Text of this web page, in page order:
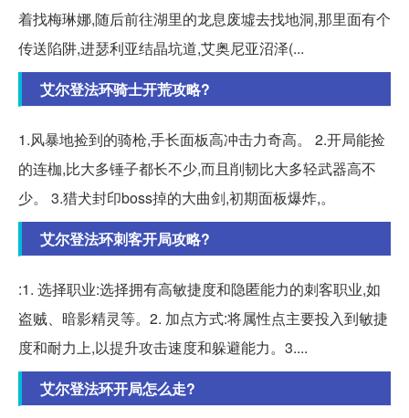
着找梅琳娜,随后前往湖里的龙息废墟去找地洞,那里面有个
传送陷阱,进瑟利亚结晶坑道,艾奥尼亚沼泽(...
艾尔登法环骑士开荒攻略?
1.风暴地捡到的骑枪,手长面板高冲击力奇高。 2.开局能捡
的连枷,比大多锤子都长不少,而且削韧比大多轻武器高不
少。 3.猎犬封印boss掉的大曲剑,初期面板爆炸,。
艾尔登法环刺客开局攻略?
:1. 选择职业:选择拥有高敏捷度和隐匿能力的刺客职业,如
盗贼、暗影精灵等。2. 加点方式:将属性点主要投入到敏捷
度和耐力上,以提升攻击速度和躲避能力。3....
艾尔登法环开局怎么走?